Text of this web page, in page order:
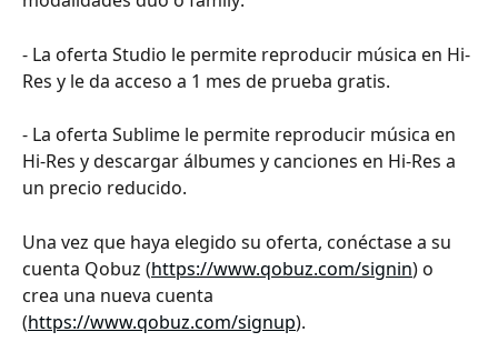
- La oferta Studio le permite reproducir música en Hi-
Res y le da acceso a 1 mes de prueba gratis.
- La oferta Sublime le permite reproducir música en
Hi-Res y descargar álbumes y canciones en Hi-Res a
un precio reducido.
Una vez que haya elegido su oferta, conéctase a su
cuenta Qobuz (https://www.qobuz.com/signin) o
crea una nueva cuenta
(https://www.qobuz.com/signup).